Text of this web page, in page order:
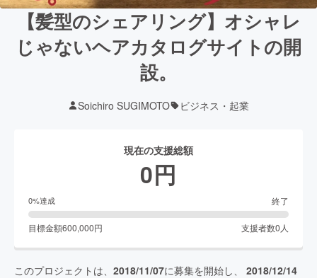
【髪型のシェアリング】オシャレ
じゃないヘアカタログサイトの開
設。
Soichiro SUGIMOTO ビジネス・起業
現在の支援総額
0円
0%達成 終了
目標金額600,000円 支援者数0 人
このプロジェクトは、 2018/11/07に募集を開始し、 2018/12/14